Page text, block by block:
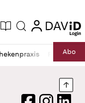
Ausgabe
Suche login
RechtAbo
FacebookInstagram